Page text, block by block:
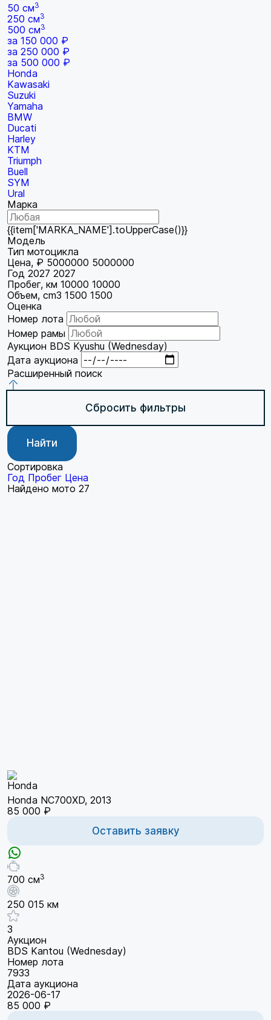
50 см3
250 см3
500 см3
за 150 000 ₽
за 250 000 ₽
за 500 000 ₽
Honda
Kawasaki
Suzuki
Yamaha
BMW
Ducati
Harley
KTM
Triumph
Buell
SYM
Ural
Марка
{{item['MARKA_NAME'].toUpperCase()}}
Модель
Тип мотоцикла
Цена, ₽ 5000000 5000000
Год 2027 2027
Пробег, км 10000 10000
Объем, cm3 1500 1500
Оценка
Номер лота
Номер рамы
Аукцион BDS Kyushu (Wednesday)
Дата аукциона
Расширенный поиск
Сбросить фильтры
Найти
Сортировка
Год Пробег Цена
Найдено мото 27
Honda NC700XD, 2013
85 000 ₽
Оставить заявку
700 см3
250 015 км
3
Аукцион
BDS Kantou (Wednesday)
Номер лота
7933
Дата аукциона
2026-06-17
85 000 ₽